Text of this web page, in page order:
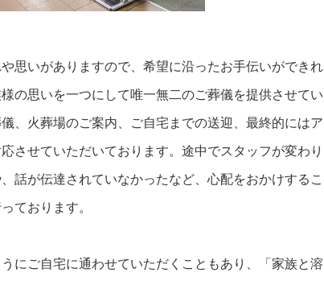
思いがありますので、希望に沿ったお手伝いができ
の思いを一つにして唯一無二のご葬儀を提供させて
、火葬場のご案内、ご自宅までの送迎、最終的には
させていただいております。途中でスタッフが変わ
話が伝達されていなかったなど、心配をおかけする
ております。
にご自宅に通わせていただくこともあり、「家族と